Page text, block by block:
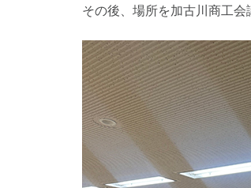
その後、場所を加古川商工会